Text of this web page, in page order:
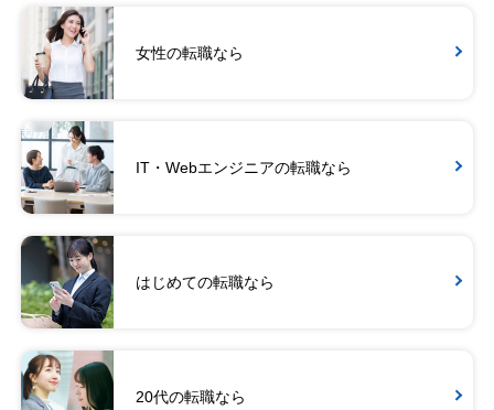
女性の転職なら
IT・Webエンジニアの転職なら
はじめての転職なら
20代の転職なら